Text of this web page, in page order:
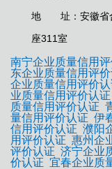
地 址：安徽省合
座311室
南宁企业质量信用
东企业质量信用评
企业质量信用评价认
业质量信用评价认证
质量信用评价认证
量信用评价认证 伊
信用评价认证 濮阳
用评价认证 惠州企
评价认证 济宁企业
价认证 宜春企业质